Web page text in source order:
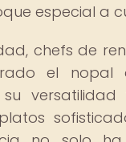
especial a
chefs de
el nopal